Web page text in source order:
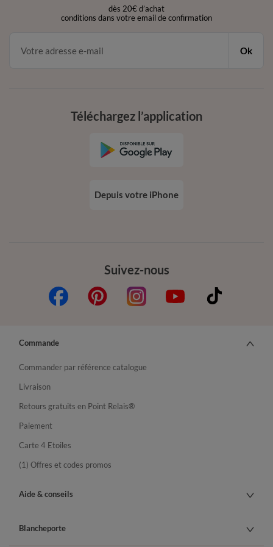
dès 20€ d’achat
conditions dans votre email de confirmation
Ok
Suivez-nous
Téléchargez l’application
Depuis votre iPhone
Commande
Commander par référence catalogue
Livraison
Retours gratuits en Point Relais®
Paiement
Carte 4 Etoiles
(1) Offres et codes promos
Aide & conseils
Blancheporte